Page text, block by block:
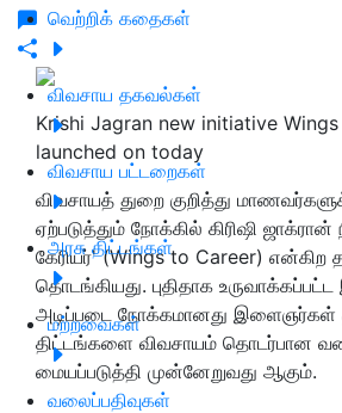
வெற்றிக் கதைகள்
விவசாய தகவல்கள்
விவசாய பட்டறைகள்
அரசு திட்டங்கள்
மற்றவைகள்
வலைப்பதிவுகள்
Krishi Jagran new initiative
launched on today
விவசாயத் துறை குறித்து
ஏற்படுத்தும் நோக்கில் கிரிஷி
கேரியர்' (Wings to Career)
தொடங்கியது. புதிதாக
அடிப்படை நோக்கமானது இளைஞர்கள்
திட்டங்களை விவசாயம் தொடர்பான
மையப்படுத்தி முன்னேறுவது ஆகும்.